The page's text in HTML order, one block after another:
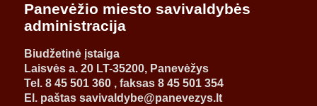
Panevėžio miesto savivaldybės
administracija
Biudžetinė įstaiga
Laisvės a. 20 LT-35200, Panevėžys
Tel. 8 45 501 360 , faksas 8 45 501 354
El. paštas savivaldybe@panevezys.lt